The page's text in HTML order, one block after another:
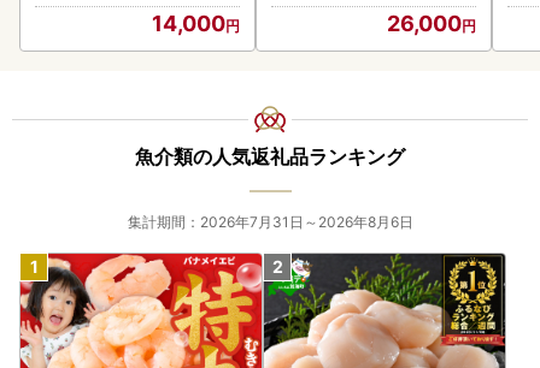
14,000 26,000
魚介類の人気返礼品ランキング
集計期間：2026年7月31日～2026年8月6日